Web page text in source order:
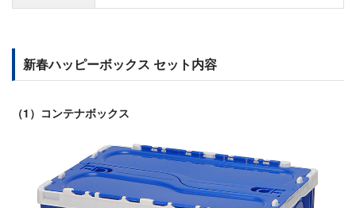
新春ハッピーボックス セット内容
（1）コンテナボックス